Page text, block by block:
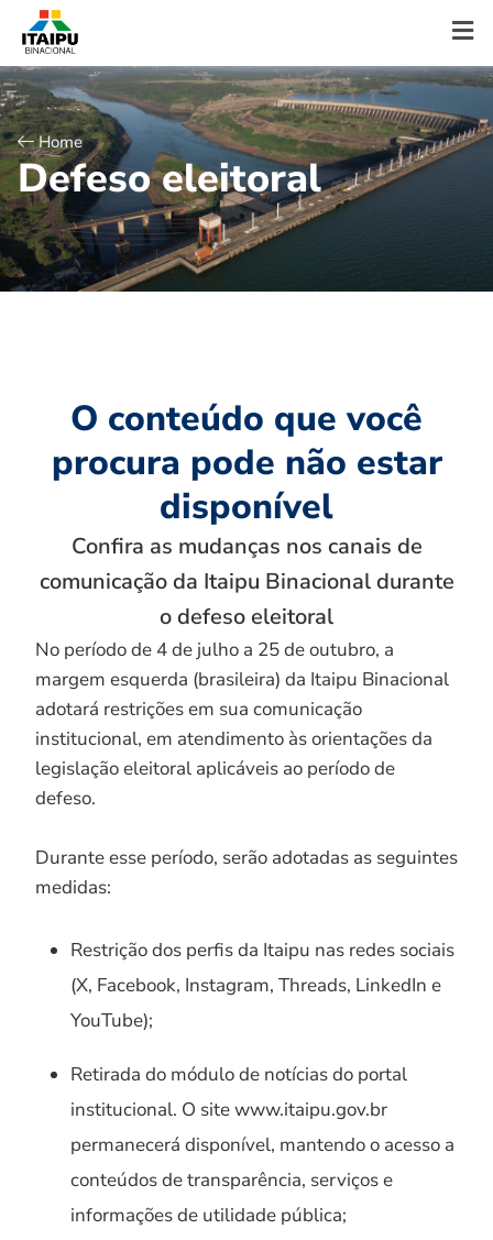
Home
Defeso eleitoral
O conteúdo que você
procura pode não estar
disponível
Confira as mudanças nos canais de
comunicação da Itaipu Binacional durante
o defeso eleitoral
No período de 4 de julho a 25 de outubro, a
margem esquerda (brasileira) da Itaipu Binacional
adotará restrições em sua comunicação
institucional, em atendimento às orientações da
legislação eleitoral aplicáveis ao período de
defeso.
Durante esse período, serão adotadas as seguintes
medidas:
Restrição dos perfis da Itaipu nas redes sociais
(X, Facebook, Instagram, Threads, LinkedIn e
YouTube);
Retirada do módulo de notícias do portal
institucional. O site www.itaipu.gov.br
permanecerá disponível, mantendo o acesso a
conteúdos de transparência, serviços e
informações de utilidade pública;